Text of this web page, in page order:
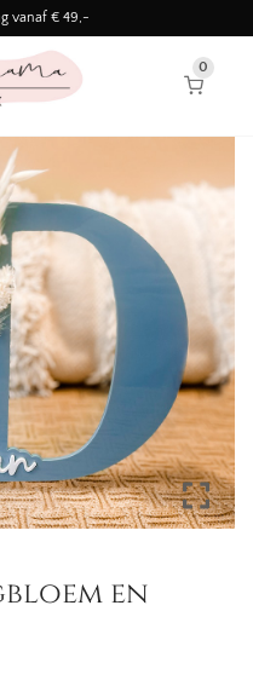
vanaf € 49,-
in huis!
0
en